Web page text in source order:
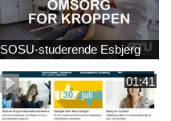
SOSU-studerende Esbjerg
01:41